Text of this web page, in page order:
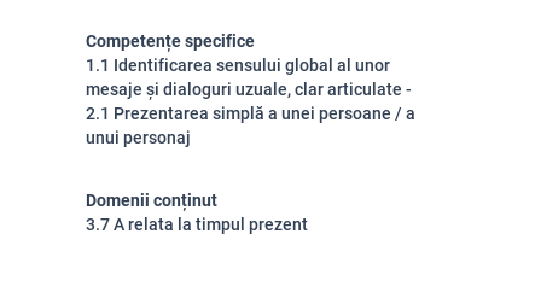
Competențe specifice
1.1 Identificarea sensului global al unor
mesaje și dialoguri uzuale, clar articulate -
2.1 Prezentarea simplă a unei persoane / a
unui personaj
Domenii conținut
3.7 A relata la timpul prezent